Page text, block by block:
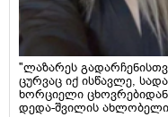
"ლაზარეს
ცურვაც იქ ისწავლე,
ხორციელი
დედა-შვილის